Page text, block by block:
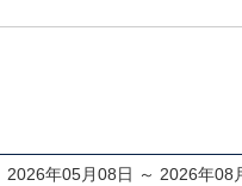
2026年05月08日 ～ 2026年08